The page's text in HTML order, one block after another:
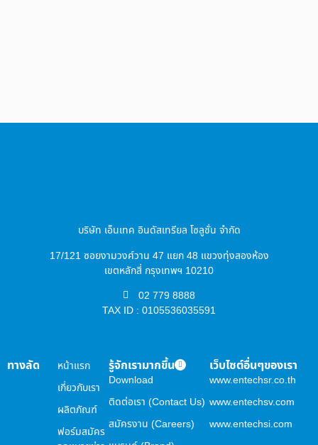
บริษัท เอ็นเทค อินดัสเทรียล โซลูชั่น จำกัด
17/121 ซอยงามวงศ์วาน 47 แยก 48 แขวงทุ่งสองห้อง
เขตหลักสี่ กรุงเทพฯ 10210
02 779 8888
TAX ID : 0105536035591
ทางลัด
หน้าแรก
เกี่ยวกับเรา
ผลิตภัณฑ์
ฟอร์มสมัคร
รู้จักเรามากขึ้น
Download
ติดต่อเรา (Contact Us)
สมัครงาน (Careers)
เว็บไซต์อื่นๆของเรา
www.entechsr.co.th
www.entechsv.com
www.entechsi.com